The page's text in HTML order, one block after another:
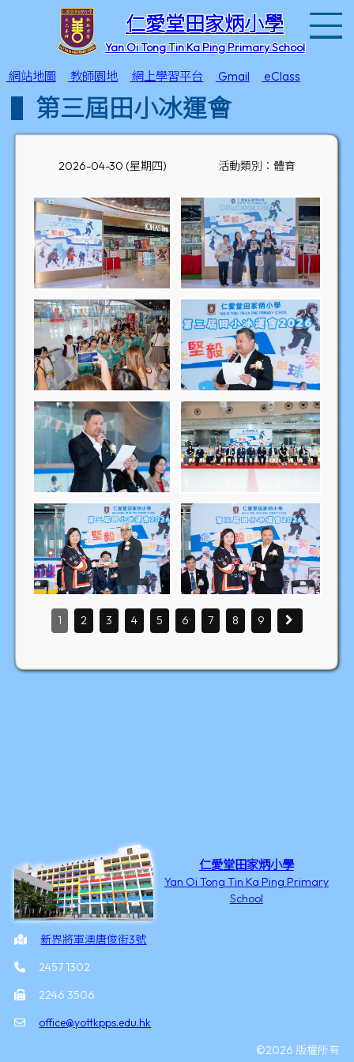
仁愛堂田家炳小學
Yan Oi Tong Tin Ka Ping Primary School
網站地圖 教師園地 網上學習平台 Gmail eClass
第三屆田小冰運會
2026-04-30 (星期四) 活動類別：體育
1 2 3 4 5 6 7 8 9
仁愛堂田家炳小學
Yan Oi Tong Tin Ka Ping Primary
School
新界將軍澳唐俊街3號
2457 1302
2246 3506
office@yottkpps.edu.hk
©2026 版權所有